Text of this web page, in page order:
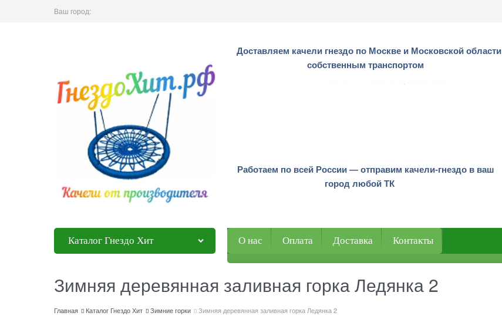
Ваш город:
Доставляем качели гнездо по Москве и Московской области
собственным транспортом
Работаем по всей России — отправим качели-гнездо в ваш
город любой ТК
Каталог Гнездо Хит О нас Оплата Доставка Контакты
Зимняя деревянная заливная горка Ледянка 2
Главная Каталог Гнездо Хит Зимние горки Зимняя деревянная заливная горка Ледянка 2